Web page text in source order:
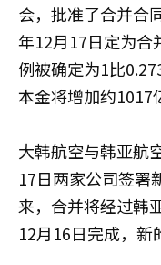
会，批准了合并合
年12月17日定为合
例被确定为1比
本金将增加约1017
大韩航空与韩亚航
17日两家公司签署
来，合并将经过韩
12月16日完成，新